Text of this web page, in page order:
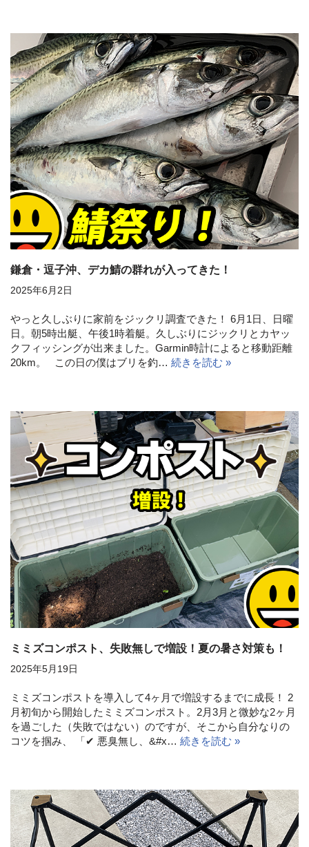
鎌倉・逗子沖、デカ鯖の群れが入ってきた！
2025年6月2日
やっと久しぶりに家前をジックリ調査できた！ 6月1日、日曜
日。朝5時出艇、午後1時着艇。久しぶりにジックリとカヤッ
クフィッシングが出来ました。Garmin時計によると移動距離
20km。 この日の僕はブリを釣… 続きを読む »
ミミズコンポスト、失敗無しで増設！夏の暑さ対策も！
2025年5月19日
ミミズコンポストを導入して4ヶ月で増設するまでに成長！ 2
月初旬から開始したミミズコンポスト。2月3月と微妙な2ヶ月
を過ごした（失敗ではない）のですが、そこから自分なりの
コツを掴み、 「✔ 悪臭無し、&#x… 続きを読む »